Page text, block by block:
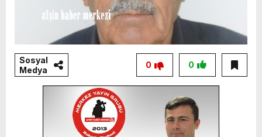
Sosyal
Medya
0
0